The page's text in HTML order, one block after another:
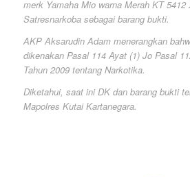
merk Yamaha Mio warna Merah KT
Satresnarkoba sebagai barang bukti.
AKP Aksarudin Adam menerangkan
dikenakan Pasal 114 Ayat (1) Jo Pasal
Tahun 2009 tentang Narkotika.
Diketahui, saat ini DK dan barang bukti
Mapolres Kutai Kartanegara.